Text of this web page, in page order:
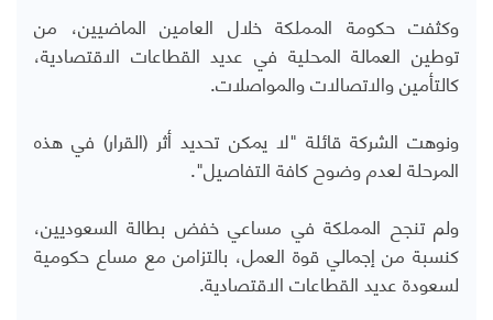
وكثفت حكومة المملكة خلال العامين الماضيين، من
توطين العمالة المحلية في عديد القطاعات الاقتصادية،
كالتأمين والاتصالات والمواصلات.
ونوهت الشركة قائلة "لا يمكن تحديد أثر (القرار) في هذه
المرحلة لعدم وضوح كافة التفاصيل".
ولم تنجح المملكة في مساعي خفض بطالة السعوديين،
كنسبة من إجمالي قوة العمل، بالتزامن مع مساع حكومية
لسعودة عديد القطاعات الاقتصادية.